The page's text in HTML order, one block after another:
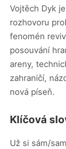
Vojtěch Dyk
rozhovoru
fenomén
posouvání
areny,
zahraničí,
nová píseň.
Klíčová
Už si sám/